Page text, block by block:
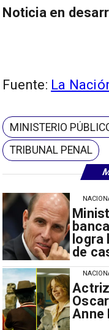
logra
de
Anne
Noticia en
Fuente: La
MINISTERIO
TRIBUNAL PENAL